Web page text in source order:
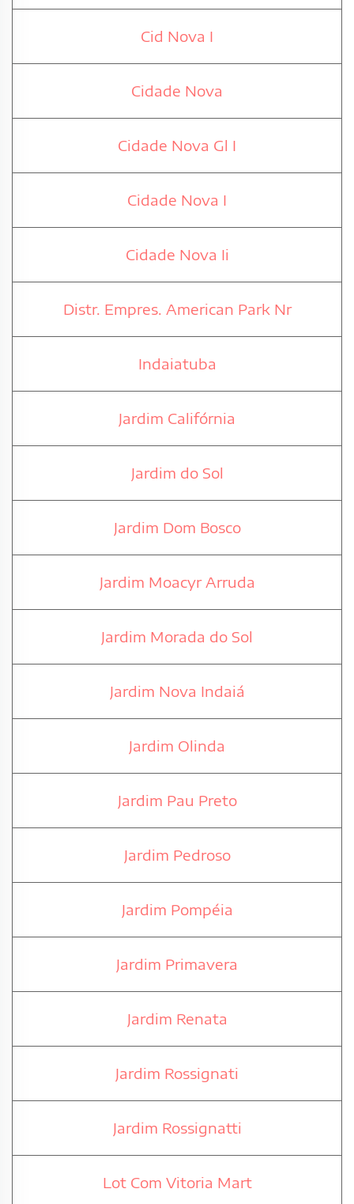
Cid Nova I
Cidade Nova
Cidade Nova Gl I
Cidade Nova I
Cidade Nova Ii
Distr. Empres. American Park Nr
Indaiatuba
Jardim Califórnia
Jardim do Sol
Jardim Dom Bosco
Jardim Moacyr Arruda
Jardim Morada do Sol
Jardim Nova Indaiá
Jardim Olinda
Jardim Pau Preto
Jardim Pedroso
Jardim Pompéia
Jardim Primavera
Jardim Renata
Jardim Rossignati
Jardim Rossignatti
Lot Com Vitoria Mart